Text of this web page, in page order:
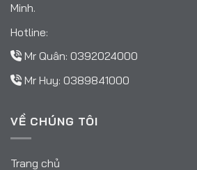
Minh.
Hotline:
Mr Quân: 0392024000
Mr Huy: 0389841000
VỀ CHÚNG TÔI
Trang chủ